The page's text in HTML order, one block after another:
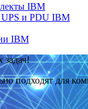
IBM
UPS и PDU IBM
IBM
подходят для